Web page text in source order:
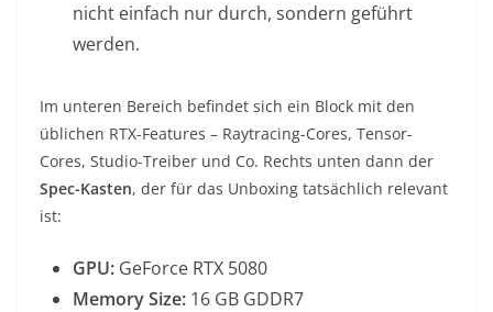
nicht einfach nur durch, sondern geführt
werden.
Im unteren Bereich befindet sich ein Block mit den
üblichen RTX-Features – Raytracing-Cores, Tensor-
Cores, Studio-Treiber und Co. Rechts unten dann der
Spec-Kasten, der für das Unboxing tatsächlich relevant
ist:
GPU: GeForce RTX 5080
Memory Size: 16 GB GDDR7